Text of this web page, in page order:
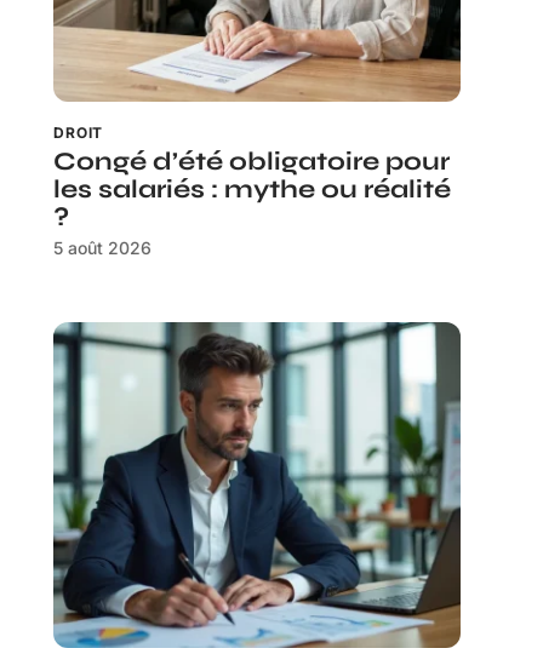
DROIT
Congé d’été obligatoire pour
les salariés : mythe ou réalité
?
5 août 2026